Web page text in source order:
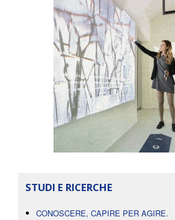
STUDI E RICERCHE
CONOSCERE, CAPIRE PER AGIRE.